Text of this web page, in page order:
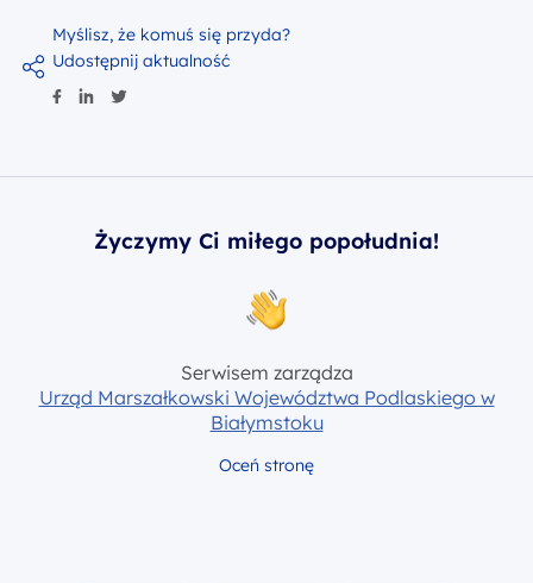
Myślisz, że komuś się przyda?
Udostępnij aktualność
Życzymy Ci miłego popołudnia!
Serwisem zarządza
Urząd Marszałkowski Województwa Podlaskiego w
Białymstoku
Oceń stronę